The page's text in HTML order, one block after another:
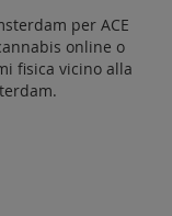
per ACE
online o
fisica vicino alla